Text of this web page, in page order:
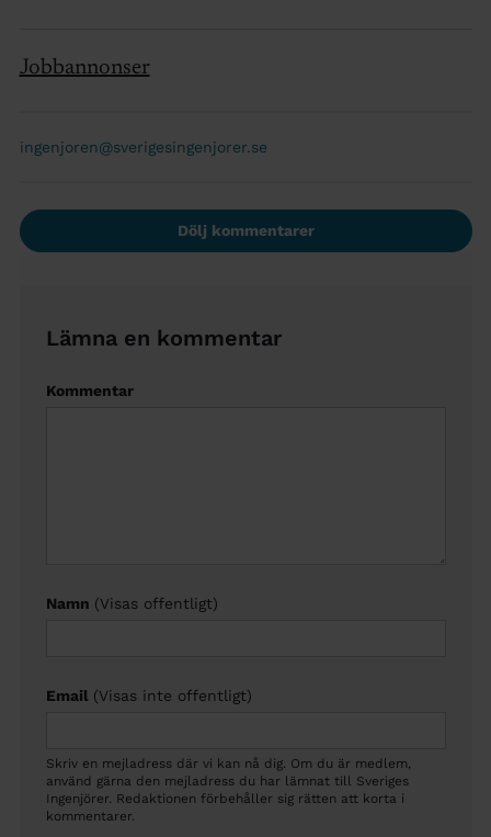
Jobbannonser
ingenjoren@sverigesingenjorer.se
Dölj kommentarer
Lämna en kommentar
Kommentar
Namn (Visas offentligt)
Email (Visas inte offentligt)
Skriv en mejladress där vi kan nå dig. Om du är medlem,
använd gärna den mejladress du har lämnat till Sveriges
Ingenjörer. Redaktionen förbehåller sig rätten att korta i
kommentarer.